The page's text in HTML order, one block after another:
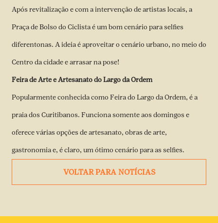
Após revitalização e com a intervenção de artistas locais, a
Praça de Bolso do Ciclista é um bom cenário para selfies
diferentonas. A ideia é aproveitar o cenário urbano, no meio do
Centro da cidade e arrasar na pose!
Feira de Arte e Artesanato do Largo da Ordem
Popularmente conhecida como Feira do Largo da Ordem, é a
praia dos Curitibanos. Funciona somente aos domingos e
oferece várias opções de artesanato, obras de arte,
gastronomia e, é claro, um ótimo cenário para as selfies.
VOLTAR PARA NOTÍCIAS